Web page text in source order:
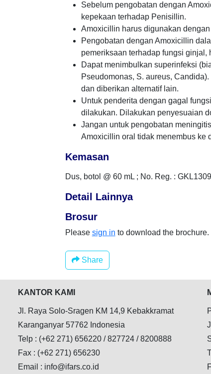
Sebelum pengobatan dengan
kepekaan terhadap Penisillin.
Amoxicillin harus digunakan
Pengobatan dengan Amoxicillin
pemeriksaan terhadap fungsi ginjal,
Dapat menimbulkan superinfeksi
Pseudomonas, S. aureus,
dan diberikan alternatif lain.
Untuk penderita dengan gagal
dilakukan. Dilakukan penyesuaian
Jangan untuk pengobatan
Amoxicillin oral tidak menembus ke
Kemasan
Dus, botol @ 60 mL ; No. Reg. :
Detail Lainnya
Brosur
Please sign in to download the brochure.
Share
KANTOR KAMI
Jl. Raya Solo-Sragen KM 14,9 Kebakkramat
Karanganyar 57762 Indonesia
Telp : (+62 271) 656220 / 827724 / 8200888
Fax : (+62 271) 656230
Email : info@ifars.co.id